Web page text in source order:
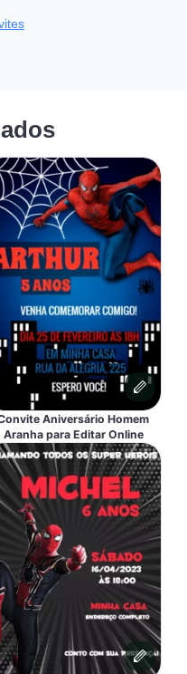
Aniversário Homem
Aranha para Editar Online